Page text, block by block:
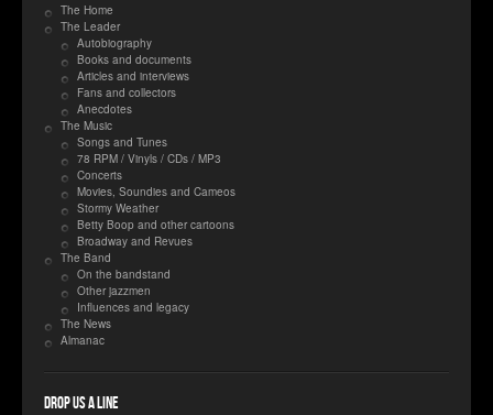
The Home
The Leader
Autobiography
Books and documents
Articles and interviews
Fans and collectors
Anecdotes
The Music
Songs and Tunes
78 RPM / Vinyls / CDs / MP3
Concerts
Movies, Soundies and Cameos
Stormy Weather
Betty Boop and other cartoons
Broadway and Revues
The Band
On the bandstand
Other jazzmen
Influences and legacy
The News
Almanac
Drop us a line